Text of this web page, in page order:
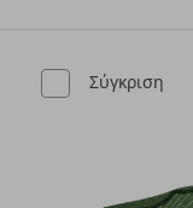
Σύγκριση